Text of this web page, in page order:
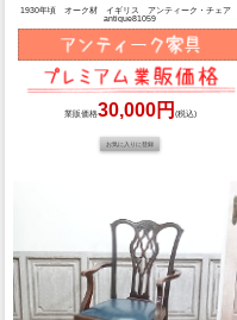
1930年頃 オーク材 イギリス アンティーク・チェア
antique81059
業販価格30,000円 (税込)